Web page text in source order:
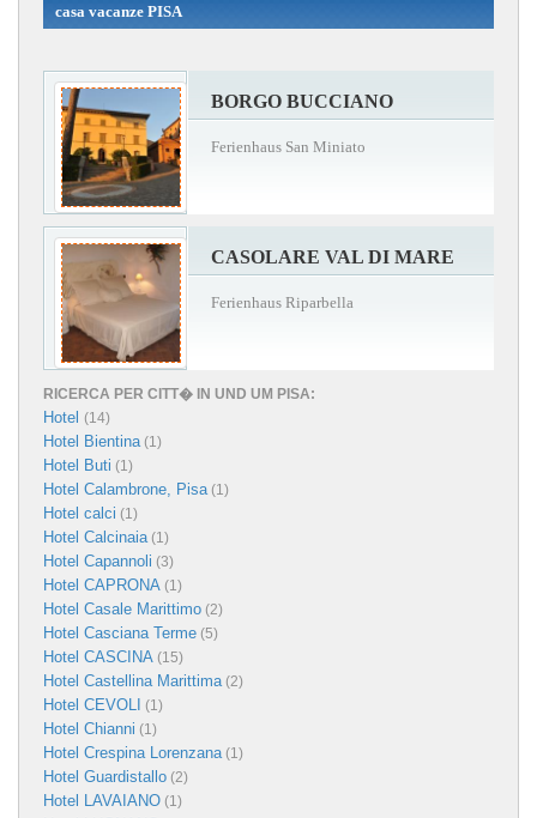
casa vacanze PISA
BORGO BUCCIANO
Ferienhaus San Miniato
CASOLARE VAL DI MARE
Ferienhaus Riparbella
RICERCA PER CITT� IN UND UM PISA:
Hotel (14)
Hotel Bientina (1)
Hotel Buti (1)
Hotel Calambrone, Pisa (1)
Hotel calci (1)
Hotel Calcinaia (1)
Hotel Capannoli (3)
Hotel CAPRONA (1)
Hotel Casale Marittimo (2)
Hotel Casciana Terme (5)
Hotel CASCINA (15)
Hotel Castellina Marittima (2)
Hotel CEVOLI (1)
Hotel Chianni (1)
Hotel Crespina Lorenzana (1)
Hotel Guardistallo (2)
Hotel LAVAIANO (1)